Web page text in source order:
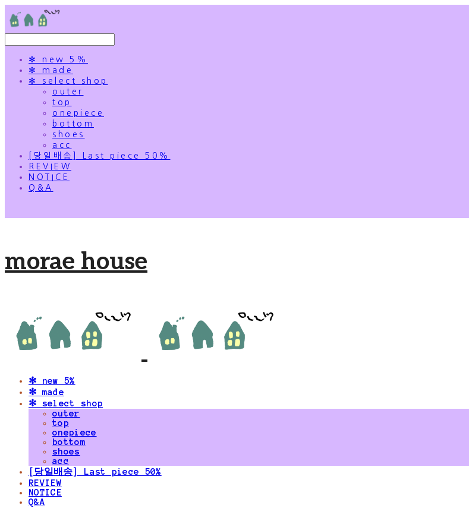
✻ new 5%
✻ made
✻ select shop
outer
top
onepiece
bottom
shoes
acc
[당일배송] Last piece 50%
REVIEW
NOTICE
Q&A
morae house
✻ new 5%
✻ made
✻ select shop
outer
top
onepiece
bottom
shoes
acc
[당일배송] Last piece 50%
REVIEW
NOTICE
Q&A